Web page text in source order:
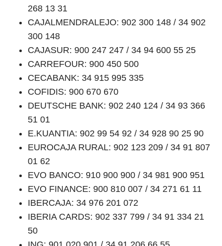
268 13 31
CAJALMENDRALEJO: 902 300 148 / 34 902
300 148
CAJASUR: 900 247 247 / 34 94 600 55 25
CARREFOUR: 900 450 500
CECABANK: 34 915 995 335
COFIDIS: 900 670 670
DEUTSCHE BANK: 902 240 124 / 34 93 366
51 01
E.KUANTIA: 902 99 54 92 / 34 928 90 25 90
EUROCAJA RURAL: 902 123 209 / 34 91 807
01 62
EVO BANCO: 910 900 900 / 34 981 900 951
EVO FINANCE: 900 810 007 / 34 271 61 11
IBERCAJA: 34 976 201 072
IBERIA CARDS: 902 337 799 / 34 91 334 21
50